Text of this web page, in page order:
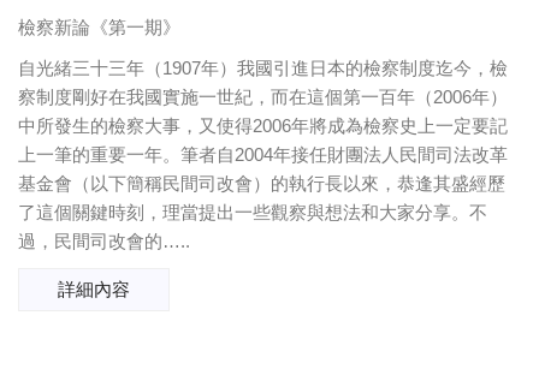
檢察新論《第一期》
自光緒三十三年（1907年）我國引進日本的檢察制度迄今，檢
察制度剛好在我國實施一世紀，而在這個第一百年（2006年）
中所發生的檢察大事，又使得2006年將成為檢察史上一定要記
上一筆的重要一年。筆者自2004年接任財團法人民間司法改革
基金會（以下簡稱民間司改會）的執行長以來，恭逢其盛經歷
了這個關鍵時刻，理當提出一些觀察與想法和大家分享。不
過，民間司改會的…..
詳細內容